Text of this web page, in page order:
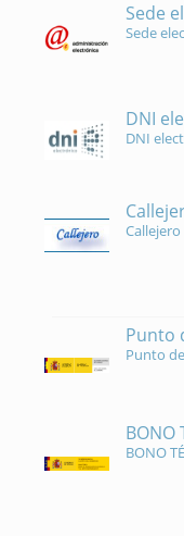
Sede
Sede
DNI
DNI
Callejero
Punto
Punto
BONO
BONO